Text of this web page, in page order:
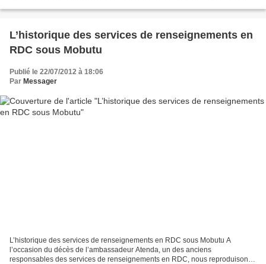
L’historique des services de renseignements en
RDC sous Mobutu
Publié le 22/07/2012 à 18:06
Par Messager
L’historique des services de renseignements en RDC sous Mobutu A
l’occasion du décès de l’ambassadeur Atenda, un des anciens
responsables des services de renseignements en RDC, nous reproduisons